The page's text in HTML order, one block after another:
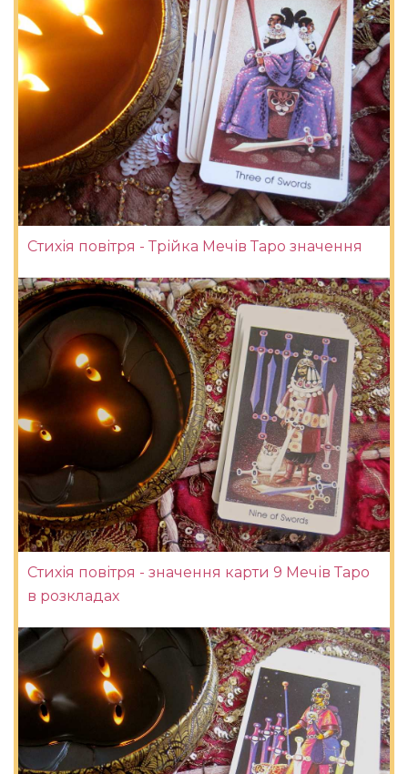
Стихія повітря - Трійка Мечів Таро значення
Стихія повітря - значення карти 9 Мечів Таро
в розкладах